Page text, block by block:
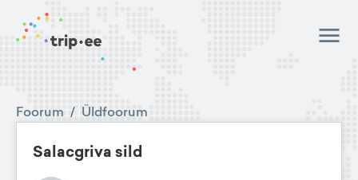
Foorum / Üldfoorum
Salacgriva sild